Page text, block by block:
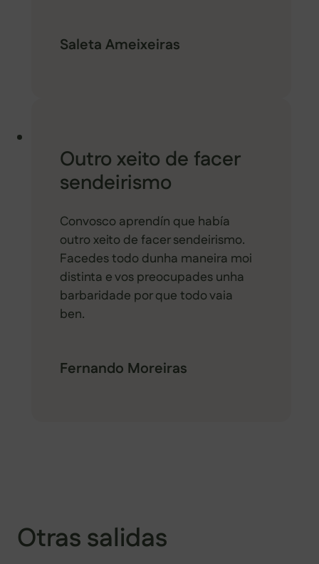
Saleta Ameixeiras
Outro xeito de facer
sendeirismo
Convosco aprendín que había
outro xeito de facer sendeirismo.
Facedes todo dunha maneira moi
distinta e vos preocupades unha
barbaridade por que todo vaia
ben.
Fernando Moreiras
Otras salidas